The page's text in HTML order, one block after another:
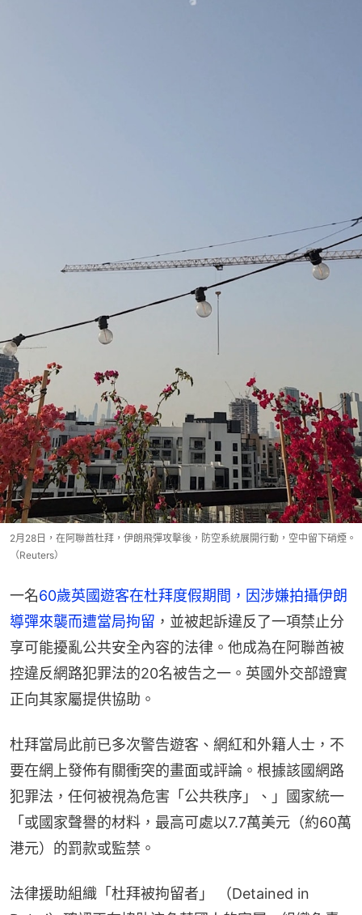
2月28日，在阿聯酋杜拜，伊朗飛彈攻擊後，防空系統展開行動，空中留下硝煙。
（Reuters）
一名60歲英國遊客在杜拜度假期間，因涉嫌拍攝伊朗
導彈來襲而遭當局拘留 ，並被起訴違反了一項禁止分
享可能擾亂公共安全內容的法律。他成為在阿聯酋被
控違反網路犯罪法的20名被告之一。英國外交部證實
正向其家屬提供協助。
杜拜當局此前已多次警告遊客、網紅和外籍人士，不
要在網上發佈有關衝突的畫面或評論。根據該國網路
犯罪法，任何被視為危害「公共秩序」、」國家統一
「或國家聲譽的材料，最高可處以7.7萬美元（約60萬
港元）的罰款或監禁。
法律援助組織「杜拜被拘留者」 （Detained in